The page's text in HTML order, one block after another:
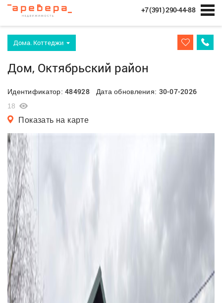
+7 (391) 290-44-88
Дома. Коттеджи
Дом, Октябрьский район
Идентификатор:484928Дата обновления: 30-07-2026
18
Показать на карте